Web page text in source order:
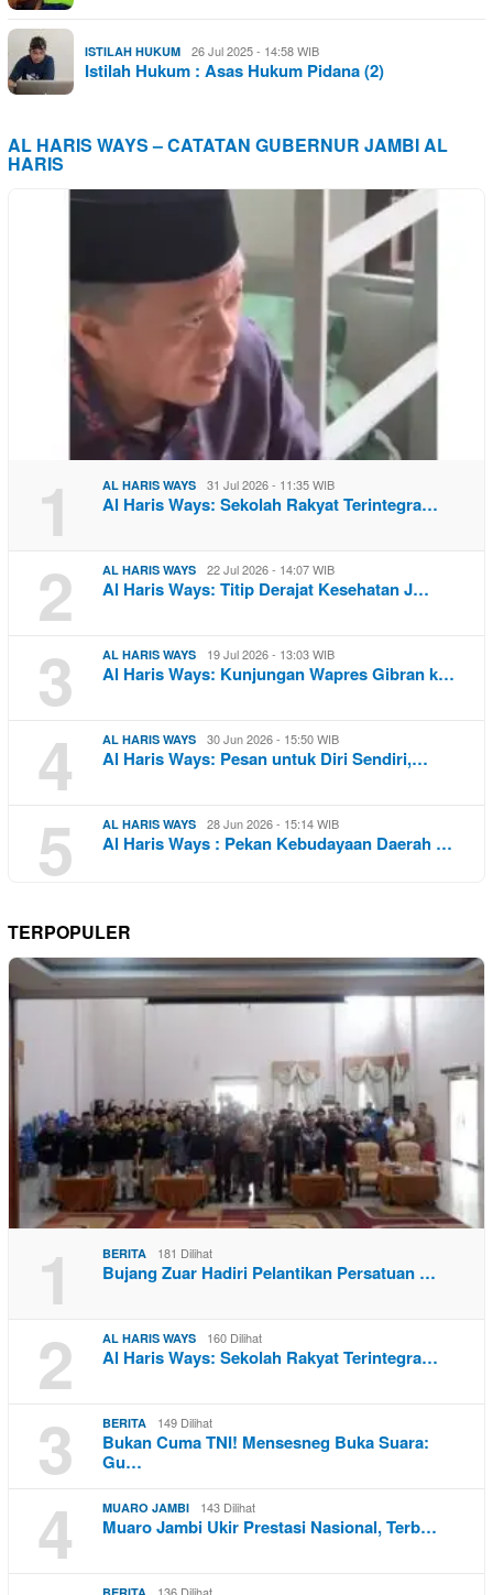
ISTILAH HUKUM 26 Jul 2025 - 14:58 WIB
Istilah Hukum : Asas Hukum Pidana (2)
AL HARIS WAYS – CATATAN GUBERNUR JAMBI AL
HARIS
1 AL HARIS WAYS 31 Jul 2026 - 11:35 WIB
Al Haris Ways: Sekolah Rakyat Terintegra…
2 AL HARIS WAYS 22 Jul 2026 - 14:07 WIB
Al Haris Ways: Titip Derajat Kesehatan J…
3 AL HARIS WAYS 19 Jul 2026 - 13:03 WIB
Al Haris Ways: Kunjungan Wapres Gibran k…
4 AL HARIS WAYS 30 Jun 2026 - 15:50 WIB
Al Haris Ways: Pesan untuk Diri Sendiri,…
5 AL HARIS WAYS 28 Jun 2026 - 15:14 WIB
Al Haris Ways : Pekan Kebudayaan Daerah …
TERPOPULER
1 BERITA 181 Dilihat
Bujang Zuar Hadiri Pelantikan Persatuan …
2 AL HARIS WAYS 160 Dilihat
Al Haris Ways: Sekolah Rakyat Terintegra…
3 BERITA 149 Dilihat
Bukan Cuma TNI! Mensesneg Buka Suara:
Gu…
4 MUARO JAMBI 143 Dilihat
Muaro Jambi Ukir Prestasi Nasional, Terb…